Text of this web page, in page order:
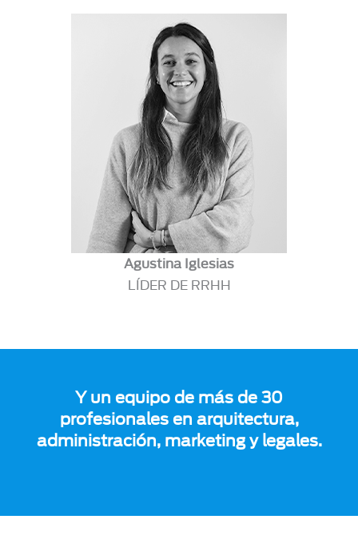
Agustina Iglesias
LÍDER DE RRHH
Y un equipo de más de 30
profesionales en arquitectura,
administración, marketing y legales.